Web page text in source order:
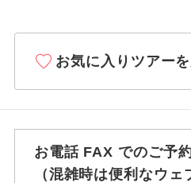
お気に入りツアー
お電話 FAX でのご予
（混雑時は便利なウェ